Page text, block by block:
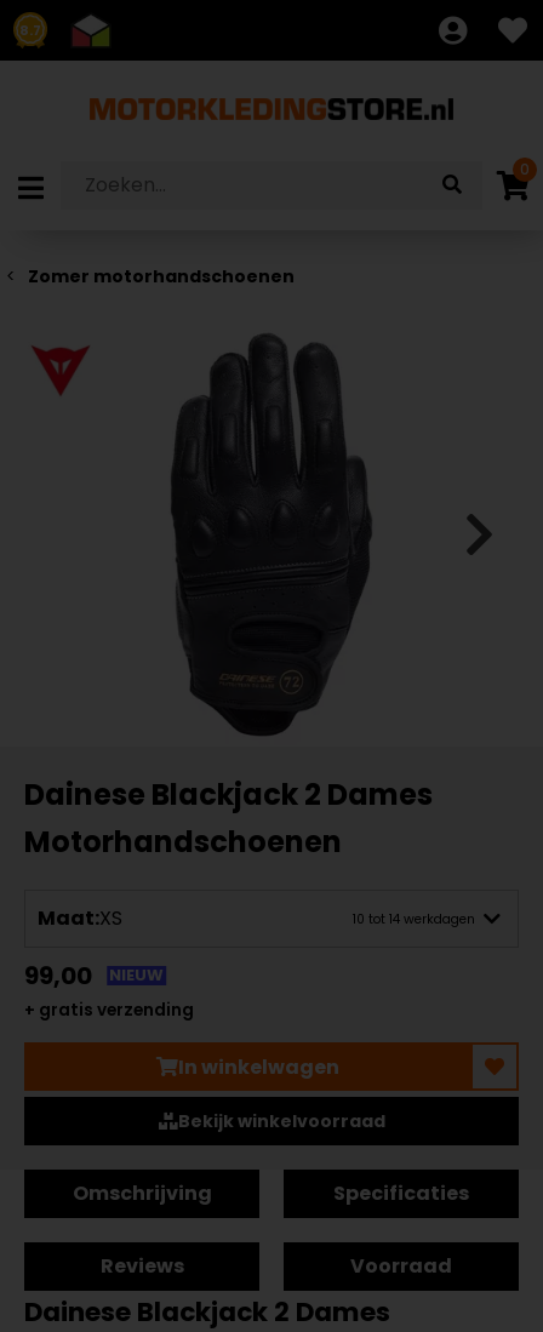
8.7
0
Zomer motorhandschoenen
Dainese Blackjack 2 Dames
Motorhandschoenen
Maat:XS 10 tot 14 werkdagen
99,00
NIEUW
+ gratis verzending
In winkelwagen
Bekijk winkelvoorraad
Omschrijving Specificaties
Reviews Voorraad
Dainese Blackjack 2 Dames